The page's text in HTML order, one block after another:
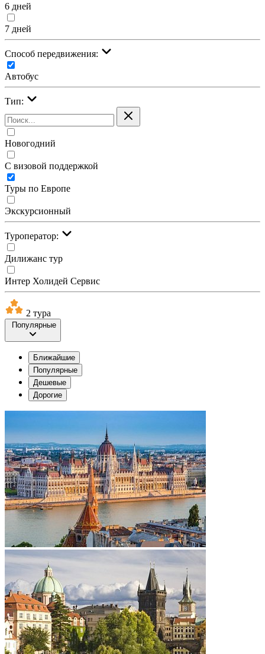
6 дней
7 дней
Cпособ передвижения:
Автобус
Тип:
Новогодний
С визовой поддержкой
Туры по Европе
Экскурсионный
Туроператор:
Дилижанс тур
Интер Холидей Сервис
2 тура
Популярные
Ближайшие
Популярные
Дешевые
Дорогие